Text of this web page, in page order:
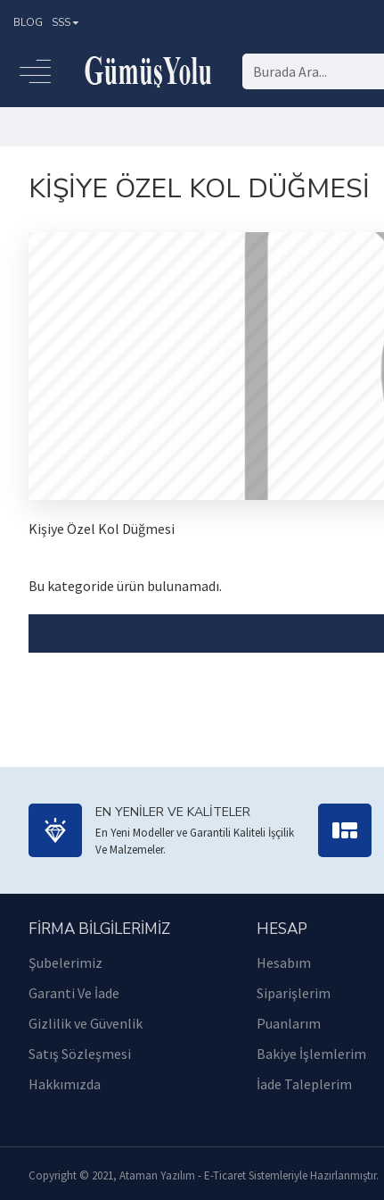
BLOG SSS
KIŞIYE ÖZEL KOL DÜĞMESI
Kişiye Özel Kol Düğmesi
Bu kategoride ürün bulunamadı.
EN YENILER VE KALITELER
En Yeni Modeller ve Garantili Kaliteli İşçilik
Ve Malzemeler.
FIRMA BILGILERIMIZ
Şubelerimiz
Garanti Ve İade
Gizlilik ve Güvenlik
Satış Sözleşmesi
Hakkımızda
HESAP
Hesabım
Siparişlerim
Puanlarım
Bakiye İşlemlerim
İade Taleplerim
Copyright © 2021, Ataman Yazılım - E-Ticaret Sistemleriyle Hazırlanmıştır.